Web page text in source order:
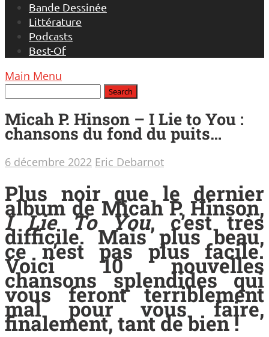
Bande Dessinée
Littérature
Podcasts
Best-Of
Main Menu
Micah P. Hinson – I Lie to You :
chansons du fond du puits…
6 décembre 2022 Eric Debarnot
Plus noir que le dernier
album de Micah P. Hinson,
I Lie To You, c’est très
difficile. Mais plus beau,
ce n’est pas plus facile.
Voici 10 nouvelles
chansons splendides qui
vous feront terriblement
mal pour vous faire,
finalement, tant de bien !